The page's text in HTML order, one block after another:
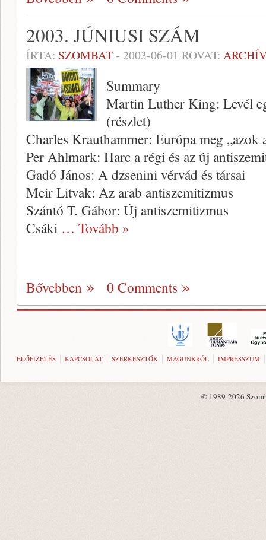
2003. JÚNIUSI SZÁM
ÍRTA: SZOMBAT- 2003-06-01 ROVAT:
Summary
Martin Luther King: Levél
(részlet)
Charles Krauthammer: Európa meg „azok
Per Ahlmark: Harc a régi és az új
Gadó János: A dzsenini vérvád és társai
Meir Litvak: Az arab antiszemitizmus
Szántó T. Gábor: Új antiszemitizmus
Csáki … Tovább »
Bővebben 0 Comments
ELŐFIZETÉS KAPCSOLAT SZERKESZTŐK MAGUNKRÓL IMPRESSZUM
© 1989-2026